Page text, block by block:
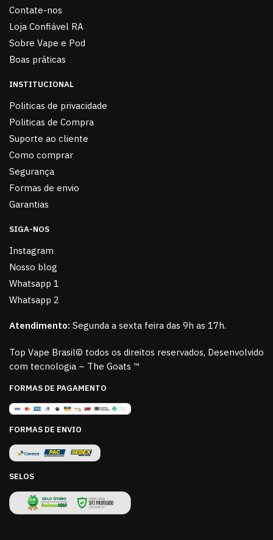
Contate-nos
Loja Confiável RA
Sobre Vape e Pod
Boas práticas
INSTITUCIONAL
Politicas de privacidade
Politicas de Compra
Suporte ao cliente
Como comprar
Segurança
Formas de envio
Garantias
SIGA-NOS
Instagram
Nosso blog
Whatsapp 1
Whatsapp 2
Atendimento: Segunda a sexta feira das 9h as 17h.
Top Vape Brasil© todos os direitos reservados, Desenvolvido
com tecnologia – The Goats ™
FORMAS DE PAGAMENTO
FORMAS DE ENVIO
SELOS